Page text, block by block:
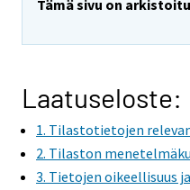
Tämä sivu on
1. Tilastotietojen
2. Tilaston
3. Tietojen oikeellisuus